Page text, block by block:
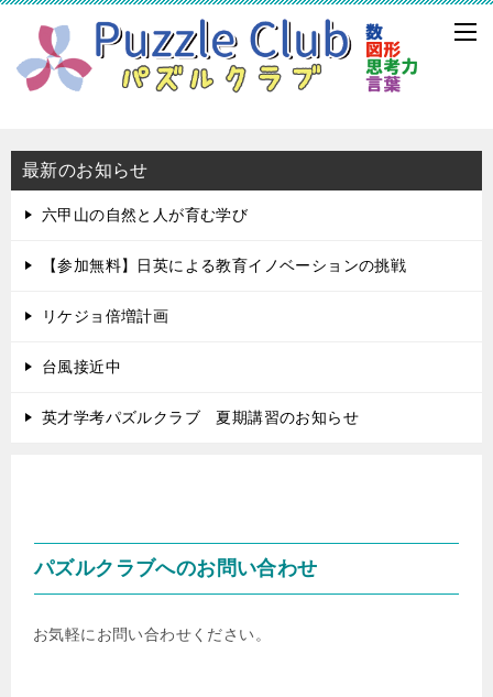
最新のお知らせ
六甲山の自然と人が育む学び
【参加無料】日英による教育イノベーションの挑戦
リケジョ倍増計画
台風接近中
英才学考パズルクラブ 夏期講習のお知らせ
パズルクラブへのお問い合わせ
お気軽にお問い合わせください。